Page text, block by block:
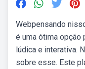
Webpensando
é uma ótima opção
lúdica e interativa.
sobre esse. Este